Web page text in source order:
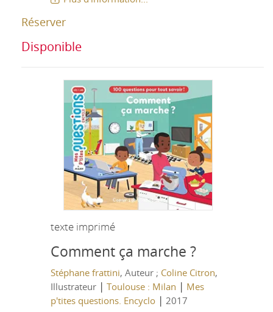
Réserver
Disponible
texte imprimé
Comment ça marche ?
Stéphane frattini, Auteur ; Coline Citron,
Illustrateur | Toulouse : Milan | Mes
p'tites questions. Encyclo| 2017